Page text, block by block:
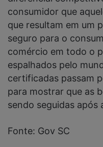
consumidor que
que resultam em um
seguro para o
comércio em todo o
espalhados pelo
certificadas passam
para mostrar que as
sendo seguidas após
Fonte: Gov SC